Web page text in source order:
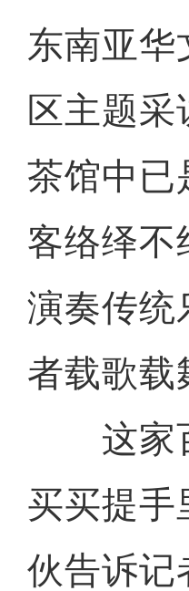
东南亚华
区主题
茶馆中已
客络绎不
演奏传统
者载歌载
这家百
买买提手
伙告诉记